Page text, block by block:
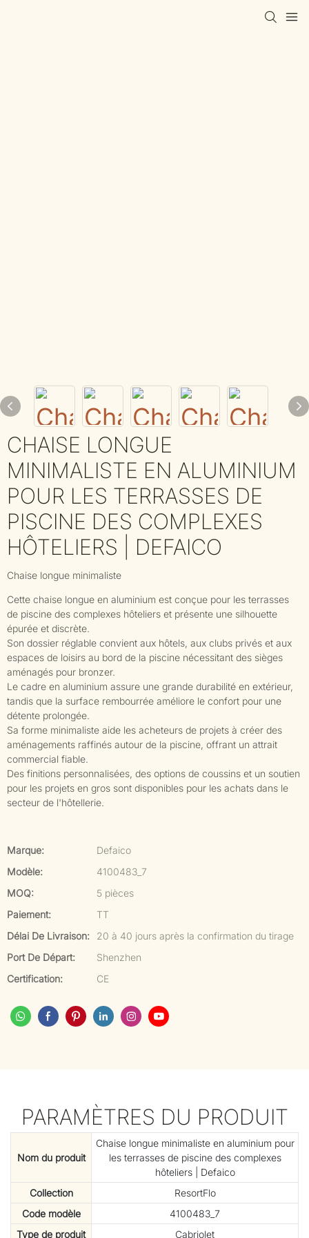
CHAISE LONGUE
MINIMALISTE EN ALUMINIUM
POUR LES TERRASSES DE
PISCINE DES COMPLEXES
HÔTELIERS | DEFAICO
Chaise longue minimaliste
Cette chaise longue en aluminium est conçue pour les terrasses
de piscine des complexes hôteliers et présente une silhouette
épurée et discrète.
Son dossier réglable convient aux hôtels, aux clubs privés et aux
espaces de loisirs au bord de la piscine nécessitant des sièges
aménagés pour bronzer.
Le cadre en aluminium assure une grande durabilité en extérieur,
tandis que la surface rembourrée améliore le confort pour une
détente prolongée.
Sa forme minimaliste aide les acheteurs de projets à créer des
aménagements raffinés autour de la piscine, offrant un attrait
commercial fiable.
Des finitions personnalisées, des options de coussins et un soutien
pour les projets en gros sont disponibles pour les achats dans le
secteur de l'hôtellerie.
Marque:
Defaico
Modèle:
4100483_7
MOQ:
5 pièces
Paiement:
TT
Délai De Livraison:
20 à 40 jours après la confirmation du tirage
Port De Départ:
Shenzhen
Certification:
CE
PARAMÈTRES DU PRODUIT
Nom du produit
Chaise longue minimaliste en aluminium pour
les terrasses de piscine des complexes
hôteliers | Defaico
Collection
ResortFlo
Code modèle
4100483_7
Type de produit
Cabriolet